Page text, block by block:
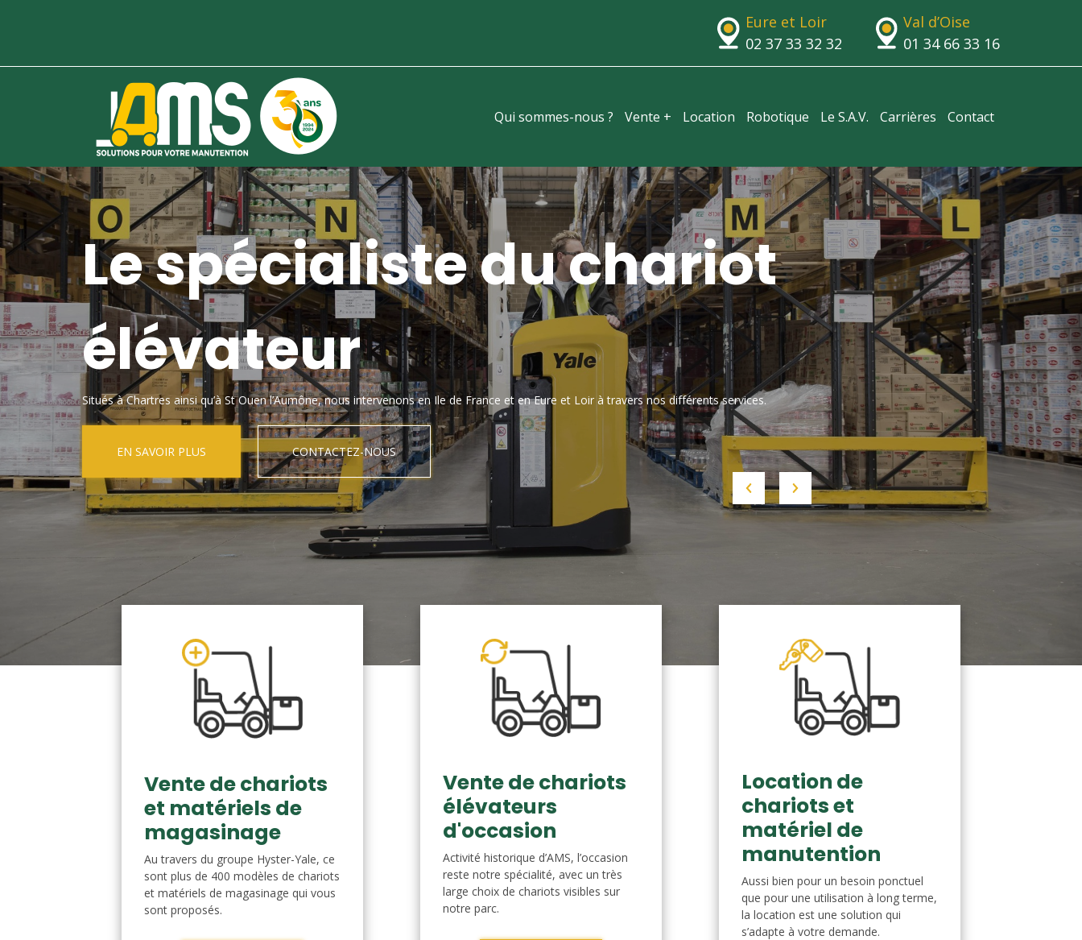
Eure et Loir
02 37 33 32 32
Val d’Oise
01 34 66 33 16
Qui sommes-nous ? Vente + Location Robotique Le S.A.V. Carrières Contact
Le spécialiste du chariot
élévateur
Situés à Chartres ainsi qu’à St Ouen l’Aumône, nous intervenons en Ile de France et en Eure et Loir à travers nos différents services.
EN SAVOIR PLUS CONTACTEZ-NOUS
Vente de chariots
et matériels de
magasinage
Au travers du groupe Hyster-Yale, ce
sont plus de 400 modèles de chariots
et matériels de magasinage qui vous
sont proposés.
Vente de chariots
élévateurs
d'occasion
Activité historique d’AMS, l’occasion
reste notre spécialité, avec un très
large choix de chariots visibles sur
notre parc.
Location de
chariots et
matériel de
manutention
Aussi bien pour un besoin ponctuel
que pour une utilisation à long terme,
la location est une solution qui
s’adapte à votre demande.